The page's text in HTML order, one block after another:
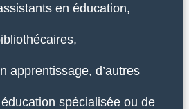
en éducation,
apprentissage, d’autres
spécialisée ou de